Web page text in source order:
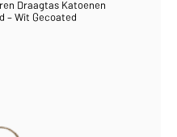
Draagtas Katoenen
– Wit Gecoated